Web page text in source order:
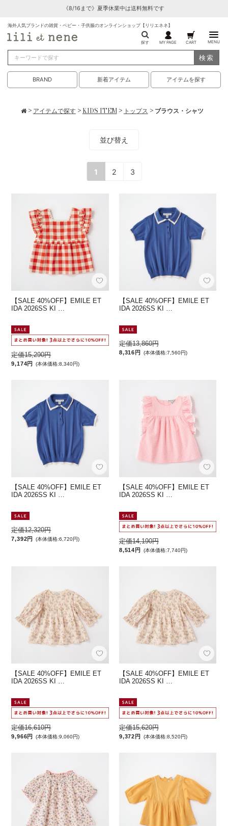
《8/16まで》夏季休業中は送料無料です
海外人気ブランドの雑貨・ベビー・子供服のオンラインショップ【リリエネネ】
探す MY PAGE CART MENU
検索
BRAND 新着アイテム アイテムを探す
> アイテムで探す> KIDS ITEM> トップス > ブラウス・シャツ
並び替え
1 2 3
【SALE 40%OFF】EMILE ET
IDA 2026SS KI …
定価15,290円
9,174円 (本体価格:8,340円)
【SALE 40%OFF】EMILE ET
IDA 2026SS KI …
定価13,860円
8,316円 (本体価格:7,560円)
【SALE 40%OFF】EMILE ET
IDA 2026SS KI …
定価12,320円
7,392円 (本体価格:6,720円)
【SALE 40%OFF】EMILE ET
IDA 2026SS KI …
定価14,190円
8,514円 (本体価格:7,740円)
【SALE 40%OFF】EMILE ET
IDA 2026SS KI …
定価16,610円
9,966円 (本体価格:9,060円)
【SALE 40%OFF】EMILE ET
IDA 2026SS KI …
定価15,620円
9,372円 (本体価格:8,520円)